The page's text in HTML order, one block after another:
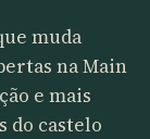
muda
na Main
e mais
do castelo